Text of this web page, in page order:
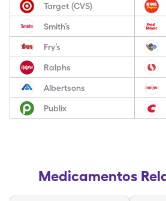
Target (CVS)
Smith’s
Fry’s
Ralphs
Albertsons
Publix
Medicamentos